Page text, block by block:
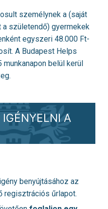
személynek a (saját
a születendő) gyermekek
egyszeri 48.000 Ft-
A Budapest Helps
belül kerül
A
benyújtásához az
regisztrációs űrlapot.